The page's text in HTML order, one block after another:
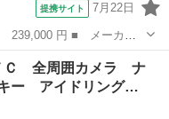
提携サイト 7月22日
ド名： ライダー ハイ
ップ機能／トリセツ／
Ｃ 全周囲カメラ ナ
ー アイドリング…